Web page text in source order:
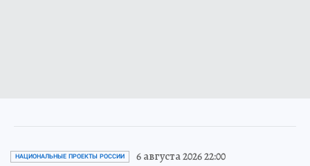
НАЦИОНАЛЬНЫЕ ПРОЕКТЫ РОССИИ 6 августа 2026 22:00